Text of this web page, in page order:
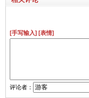
[手写输入] [表情]
评论者：